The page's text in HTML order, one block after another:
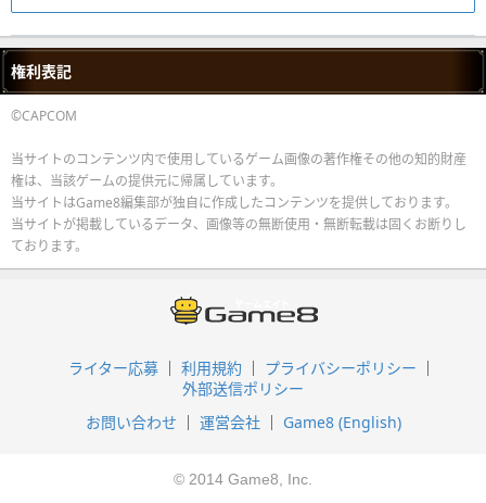
権利表記
©CAPCOM
当サイトのコンテンツ内で使用しているゲーム画像の著作権その他の知的財産
権は、当該ゲームの提供元に帰属しています。
当サイトはGame8編集部が独自に作成したコンテンツを提供しております。
当サイトが掲載しているデータ、画像等の無断使用・無断転載は固くお断りし
ております。
ライター応募 利用規約
プライバシーポリシー
外部送信ポリシー
お問い合わせ
運営会社 Game8 (English)
© 2014 Game8, Inc.